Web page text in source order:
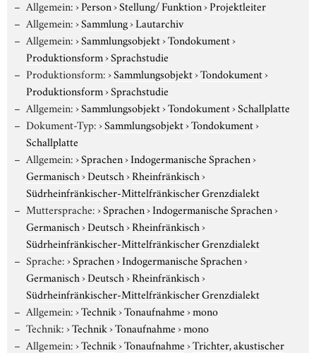
Allgemein:›Person›Stellung/ Funktion›Projektleiter
Allgemein:›Sammlung›Lautarchiv
Allgemein:›Sammlungsobjekt›Tondokument›
Produktionsform›Sprachstudie
Produktionsform:›Sammlungsobjekt›Tondokument›
Produktionsform›Sprachstudie
Allgemein:›Sammlungsobjekt›Tondokument›Schallplatte
Dokument-Typ:›Sammlungsobjekt›Tondokument›
Schallplatte
Allgemein:›Sprachen›Indogermanische Sprachen›
Germanisch›Deutsch›Rheinfränkisch›
Südrheinfränkischer-Mittelfränkischer Grenzdialekt
Muttersprache:›Sprachen›Indogermanische Sprachen›
Germanisch›Deutsch›Rheinfränkisch›
Südrheinfränkischer-Mittelfränkischer Grenzdialekt
Sprache:›Sprachen›Indogermanische Sprachen›
Germanisch›Deutsch›Rheinfränkisch›
Südrheinfränkischer-Mittelfränkischer Grenzdialekt
Allgemein:›Technik›Tonaufnahme›mono
Technik:›Technik›Tonaufnahme›mono
Allgemein:›Technik›Tonaufnahme›Trichter, akustischer